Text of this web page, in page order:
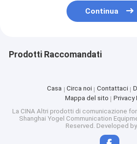
Continua
Prodotti Raccomandati
Casa Circa noi Contattaci
Mappa del sito
Privacy
La CINA Altri prodotti di comunicazione
Shanghai Yogel Communication
Reserved. Developed by